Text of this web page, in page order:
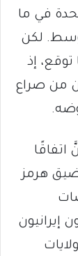
في ما
لكن
توقع، إذ
من صراع
اتفاقًا
هرمز